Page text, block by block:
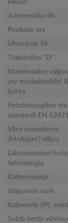
Pikkus
Juhtmestiku liik
Pooluste arv
Ühenduse liik
Tulekindlus "D"
Maksimaalne
arv minikaitselüliti
kohta
Fotobioloogiline
standardi EN
Värvi konsistents
(McAdam'i ellips)
Liikumisanduri/
tehnoloogia
Kattematerjal
Valgusvoo nurk
Kaitseaste (IP).
Sobib lambi